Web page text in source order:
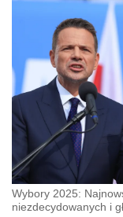
Wybory 2025:
niezdecydowanych i